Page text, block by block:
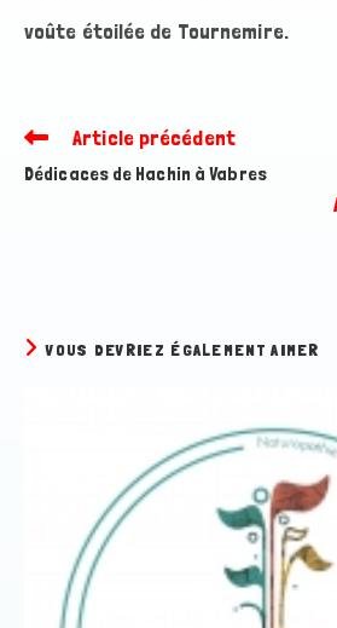
voûte étoilée de Tournemire.
Read
articles
Article précédent
Dédicaces de Hachin à Vabres
VOUS DEVRIEZ ÉGALEMENT AIMER